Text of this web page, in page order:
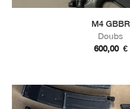
M4 GBBR
Doubs
600,00 €